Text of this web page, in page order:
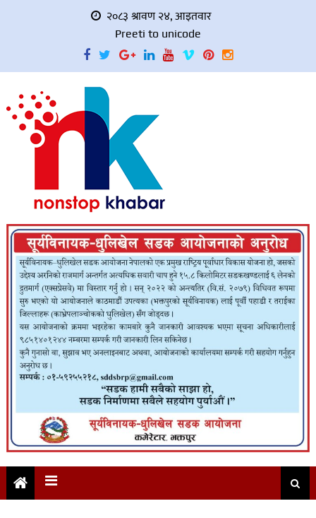
२०८३ श्रावण २४, आइतवार
Preeti to unicode